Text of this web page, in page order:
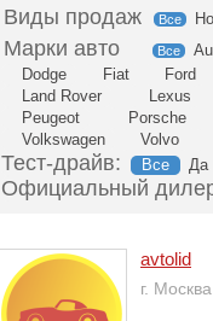
Все
Все
Dodge
Fiat Ford
Land Rover
Lexus
Peugeot
Porsche
Volkswagen
Volvo
Тест-драйв: Все Да
Официальный
avtolid
г. Москва